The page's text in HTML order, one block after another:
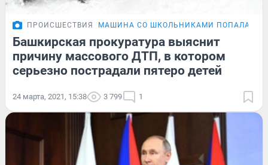
ПРОИСШЕСТВИЯ МАШИНА СО ШКОЛЬНИКАМИ ПОПАЛА В
Башкирская прокуратура выяснит
причину массового ДТП, в котором
серьезно пострадали пятеро детей
24 марта, 2021, 15:38 3 799 1